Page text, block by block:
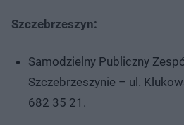
Szczebrzeszyn:
Samodzielny Publiczny
Szczebrzeszynie – ul.
682 35 21.